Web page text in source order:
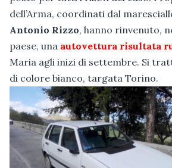
dell’Arma, coordinati dal
Antonio Rizzo, hanno rinvenuto,
paese, una autovettura risultata
Maria agli inizi di settembre. Si
di colore bianco, targata Torino.